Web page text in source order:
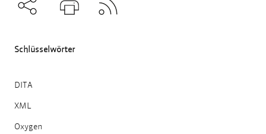
Schlüsselwörter
DITA
XML
Oxygen